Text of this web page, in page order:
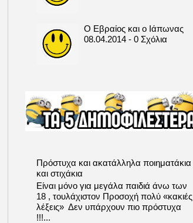
Ο Εβραίος και ο Ιάπωνας
08.04.2014 - 0 Σχόλια
Πρόστυχα και ακατάλληλα ποιηματάκια
και στιχάκια
Είναι μόνο για μεγάλα παιδιά άνω των
18 , τουλάχιστον Προσοχή πολύ «κακιές
λέξεις» Δεν υπάρχουν πιο πρόστυχα
!!!...